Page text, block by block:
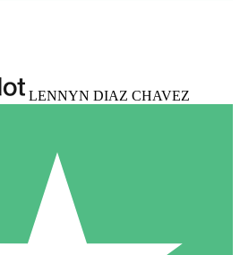
LENNYN DIAZ CHAVEZ